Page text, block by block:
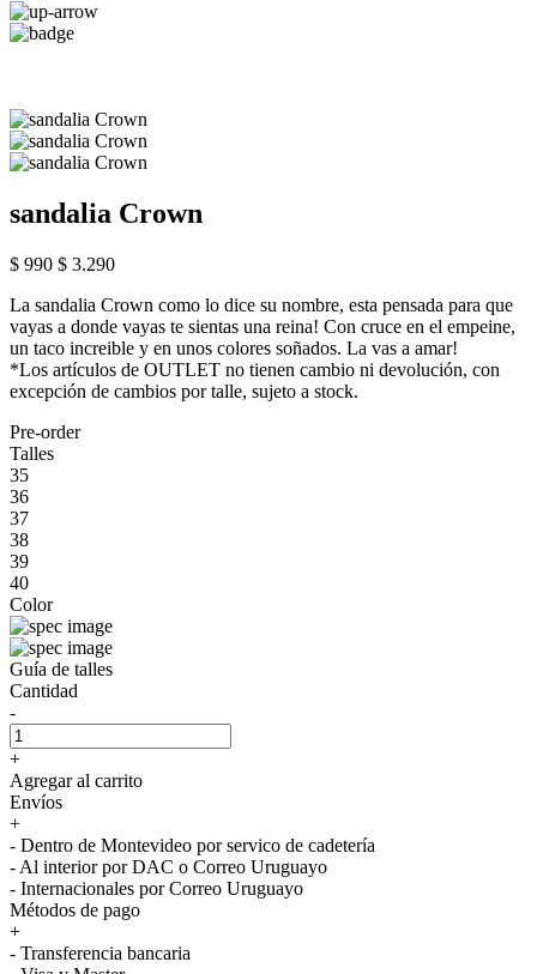
sandalia Crown
$ 990 $ 3.290
La sandalia Crown como lo dice su nombre, esta pensada para que
vayas a donde vayas te sientas una reina! Con cruce en el empeine,
un taco increible y en unos colores soñados. La vas a amar!
*Los artículos de OUTLET no tienen cambio ni devolución, con
excepción de cambios por talle, sujeto a stock.
Pre-order
Talles
35
36
37
38
39
40
Color
Guía de talles
Cantidad
-
+
Agregar al carrito
Envíos
+
- Dentro de Montevideo por servico de cadetería
- Al interior por DAC o Correo Uruguayo
- Internacionales por Correo Uruguayo
Métodos de pago
+
- Transferencia bancaria